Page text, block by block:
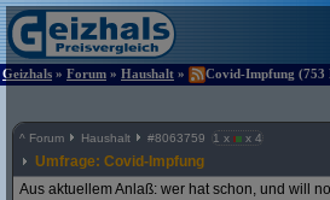
Geizhals » Forum » Haushalt » Covid-Impfung (753
^ Forum Haushalt #8063759 1 x x 4
Umfrage: Covid-Impfung
Aus aktuellem Anlaß: wer hat schon, und will